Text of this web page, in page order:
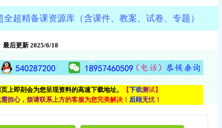
超精备课资源库（含课件、教案、试卷、专题）
最后更新 2025/6/18
上即刻会为您呈现资料的高速下载地址。 【下载测试】
需担心， 烦请联系上方的客服为您完美解决 ！ 后顾无忧！